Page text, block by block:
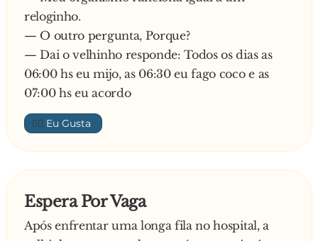
reloginho.
— O outro pergunta, Porque?
— Dai o velhinho responde: Todos os dias as
06:00 hs eu mijo, as 06:30 eu fago coco e as
07:00 hs eu acordo
👍🏼
Espera Por Vaga
Após enfrentar uma longa fila no hospital, a